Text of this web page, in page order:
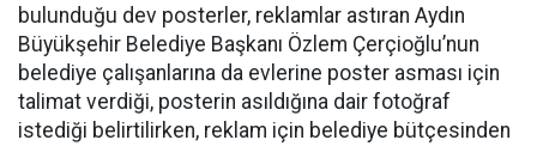
bulunduğu dev posterler, reklamlar astıran Aydın
Büyükşehir Belediye Başkanı Özlem Çerçioğlu’nun
belediye çalışanlarına da evlerine poster asması için
talimat verdiği, posterin asıldığına dair fotoğraf
istediği belirtilirken, reklam için belediye bütçesinden